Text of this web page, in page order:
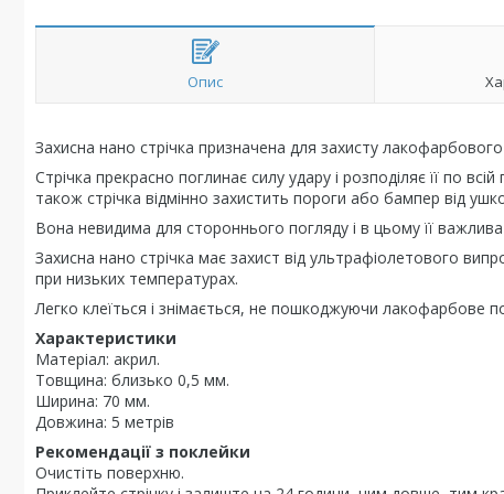
Опис
Захисна нано стрічка призначена для захисту
Стрічка прекрасно поглинає силу удару і розподіляє її по
також стрічка відмінно захистить пороги або бампер від
Вона невидима для стороннього погляду і в цьому її
Захисна нано стрічка має захист від ультрафіолетового
при низьких температурах.
Легко клеїться і знімається, не пошкоджуючи лакофарбове
Характеристики
Матеріал: акрил.
Товщина: близько 0,5 мм.
Ширина: 70 мм.
Довжина: 5 метрів
Рекомендації з поклейки
Очистіть поверхню.